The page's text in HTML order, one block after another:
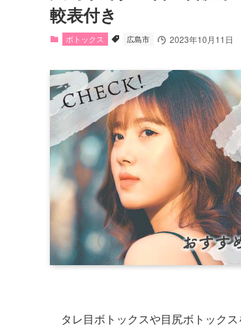
較表付き
ボトックス 広島市 2023年10月11日
タレ目ボトックスや目尻ボトック